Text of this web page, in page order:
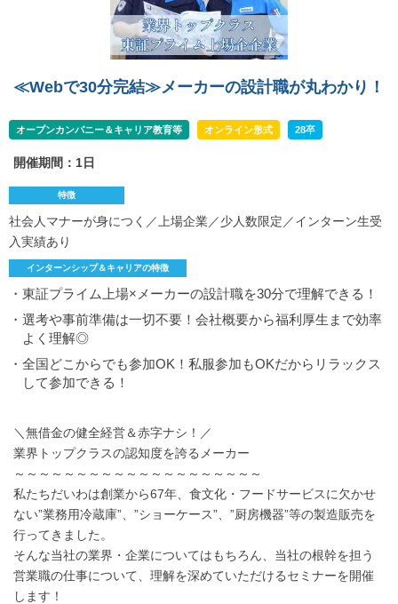
≪Webで30分完結≫メーカーの設計職が丸わかり！
オープンカンパニー＆キャリア教育等 オンライン形式 28卒
開催期間：1日
特徴
社会人マナーが身につく／上場企業／少人数限定／インターン生受
入実績あり
インターンシップ＆キャリアの特徴
・東証プライム上場×メーカーの設計職を30分で理解できる！
・選考や事前準備は一切不要！会社概要から福利厚生まで効率
よく理解◎
・全国どこからでも参加OK！私服参加もOKだからリラックス
して参加できる！
＼無借金の健全経営＆赤字ナシ！／
業界トップクラスの認知度を誇るメーカー
～～～～～～～～～～～～～～～～～～～～
私たちだいわは創業から67年、食文化・フードサービスに欠かせ
ない”業務用冷蔵庫”、”ショーケース”、”厨房機器”等の製造販売を
行ってきました。
そんな当社の業界・企業についてはもちろん、当社の根幹を担う
営業職の仕事について、理解を深めていただけるセミナーを開催
します！